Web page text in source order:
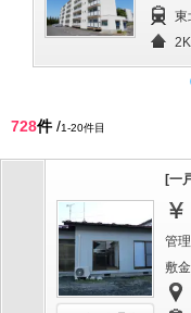
東
728件/1-20件目
[一
管
敷金